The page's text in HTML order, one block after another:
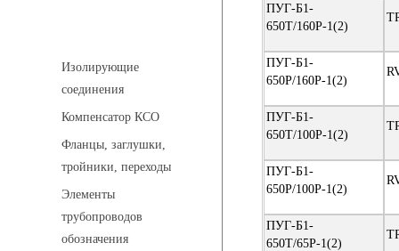
Изолирующие
соединения
Компенсатор КСО
Фланцы, заглушки,
тройники, переходы
Элементы
трубопроводов
обозначения
ПУГ-Б1-
650Т/160Р-1(2)
ПУГ-Б1-
650Р/160Р-1(2)
ПУГ-Б1-
650Т/100Р-1(2)
ПУГ-Б1-
650Р/100Р-1(2)
ПУГ-Б1-
650Т/65Р-1(2)